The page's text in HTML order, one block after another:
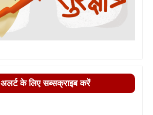
अलर्ट के लिए सब्सक्राइब करें